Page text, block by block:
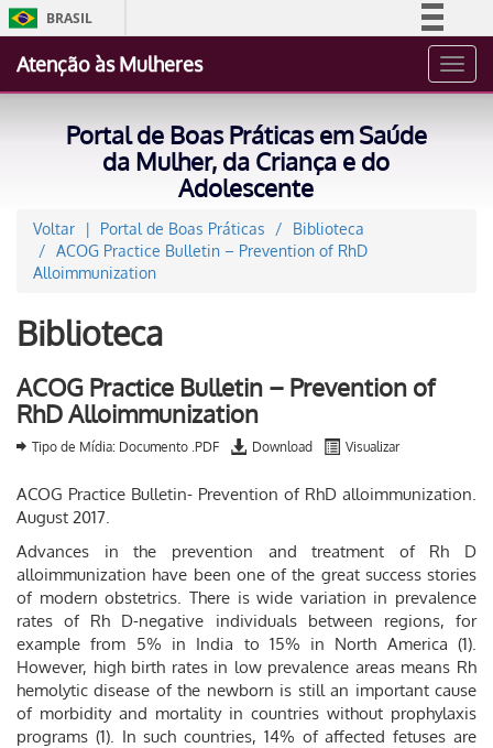
BRASIL
Acesso à informação
Atenção às Mulheres
Portal de Boas Práticas em Saúde
da Mulher, da Criança e do
Adolescente
Voltar Portal de Boas Práticas
Biblioteca
ACOG Practice Bulletin – Prevention of RhD
Alloimmunization
Biblioteca
ACOG Practice Bulletin – Prevention of
RhD Alloimmunization
Tipo de Mídia: Documento .PDF Download Visualizar
ACOG Practice Bulletin- Prevention of RhD alloimmunization.
August 2017.
Advances in the prevention and treatment of Rh D
alloimmunization have been one of the great success stories
of modern obstetrics. There is wide variation in prevalence
rates of Rh D-negative individuals between regions, for
example from 5% in India to 15% in North America (1).
However, high birth rates in low prevalence areas means Rh
hemolytic disease of the newborn is still an important cause
of morbidity and mortality in countries without prophylaxis
programs (1). In such countries, 14% of affected fetuses are